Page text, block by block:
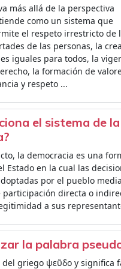
más allá de la perspectiva
como un sistema que
el respeto irrestricto de
de las personas, la
iguales para todos, la
la formación de
y respeto ...
el sistema de la
la democracia es una
Estado en la cual las
por el pueblo
participación directa o
a sus
la palabra
del griego ψεῦδο y significa